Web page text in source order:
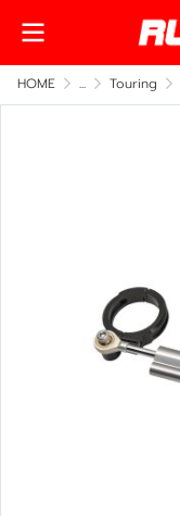
HOME ... Touring